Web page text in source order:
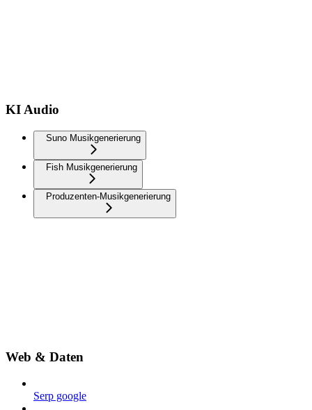
KI Audio
Suno Musikgenerierung
Fish Musikgenerierung
Produzenten-Musikgenerierung
Web & Daten
Serp google